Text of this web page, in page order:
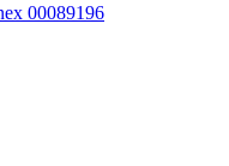
00089196